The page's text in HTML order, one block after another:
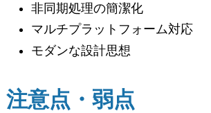
非同期処理の簡潔化
マルチプラットフォーム対応
モダンな設計思想
注意点・弱点